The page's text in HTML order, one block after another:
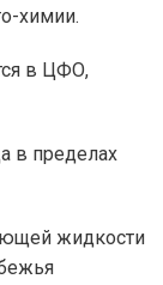
химии.
в ЦФО,
в пределах
жидкости